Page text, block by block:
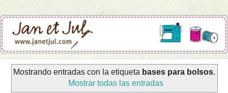
Mostrando entradas con la etiqueta bases para bolsos.
Mostrar todas las entradas